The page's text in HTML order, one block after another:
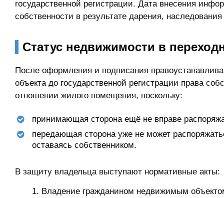
государственной регистрации. Дата внесения
собственности в результате дарения,
Статус недвижимости в
После оформления и подписания
объекта до государственной регистрации права
отношении жилого помещения, поскольку:
принимающая сторона ещё не вправе
передающая сторона уже не может
оставаясь собственником.
В защиту владельца выступают нормативные акты:
Владение гражданином недвижимым